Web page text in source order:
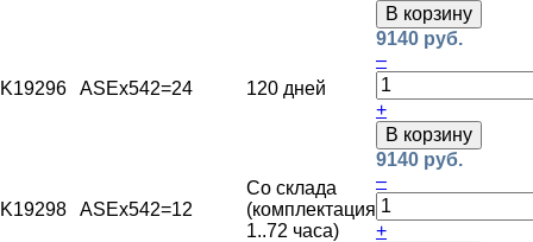
В корзину
K19296 ASEx542=24 120 дней
9140 руб.
–
+
В корзину
K19298 ASEx542=12
Со склада
(комплектация
1..72 часа)
9140 руб.
–
+